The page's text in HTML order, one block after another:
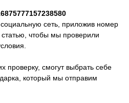
сеть, приложив номер
статью, чтобы мы проверили
проверку, смогут выбрать себе
который мы отправим